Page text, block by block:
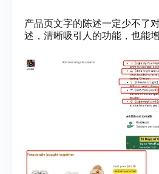
产品页文字的陈述一定少不了
述，清晰吸引人的功能，也能